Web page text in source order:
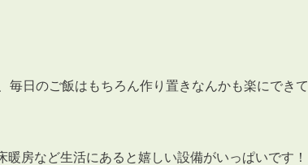
日のご飯はもちろん作り置きなんかも楽にできて
房など生活にあると嬉しい設備がいっぱいです！